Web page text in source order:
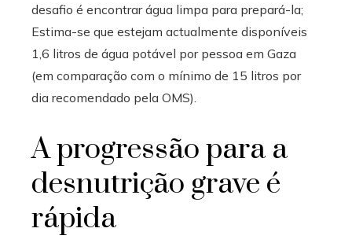
desafio é encontrar água limpa para prepará-la;
Estima-se que estejam actualmente disponíveis
1,6 litros de água potável por pessoa em Gaza
(em comparação com o mínimo de 15 litros por
dia recomendado pela OMS).
A progressão para a
desnutrição grave é
rápida